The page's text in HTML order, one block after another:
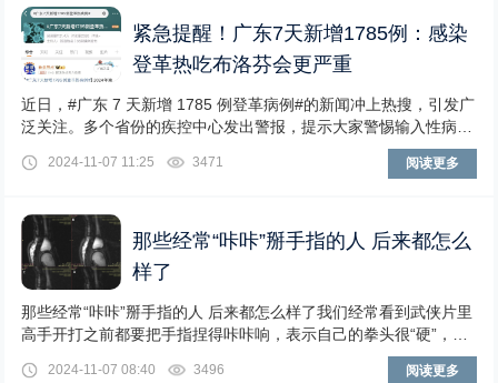
紧急提醒！广东7天新增1785例：感染
登革热吃布洛芬会更严重
近日，#广东 7 天新增 1785 例登革病例#的新闻冲上热搜，引发广
泛关注。多个省份的疾控中心发出警报，提示大家警惕输入性病例
2024-11-07 11:25 3471 阅读更多
那些经常“咔咔”掰手指的人 后来都怎么
样了
那些经常“咔咔”掰手指的人 后来都怎么样了我们经常看到武侠片里
高手开打之前都要把手指捏得咔咔响，表示自己的拳头很“硬”，日
2024-11-07 08:40 3496 阅读更多